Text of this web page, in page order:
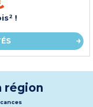
!
région